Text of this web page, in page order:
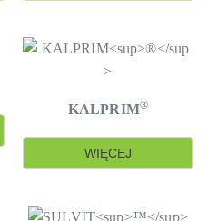
KALPRIM®
WIĘCEJ